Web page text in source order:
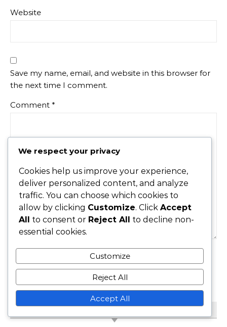
Website
Save my name, email, and website in this browser for
the next time I comment.
Comment *
We respect your privacy
Cookies help us improve your experience,
deliver personalized content, and analyze
traffic. You can choose which cookies to
allow by clicking Customize. Click Accept
All to consent or Reject All to decline non-
essential cookies.
Customize
Reject All
Accept All